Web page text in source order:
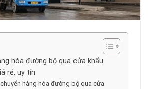
hóa đường bộ qua cửa khẩu
rẻ, uy tín
hàng hóa đường bộ qua cửa